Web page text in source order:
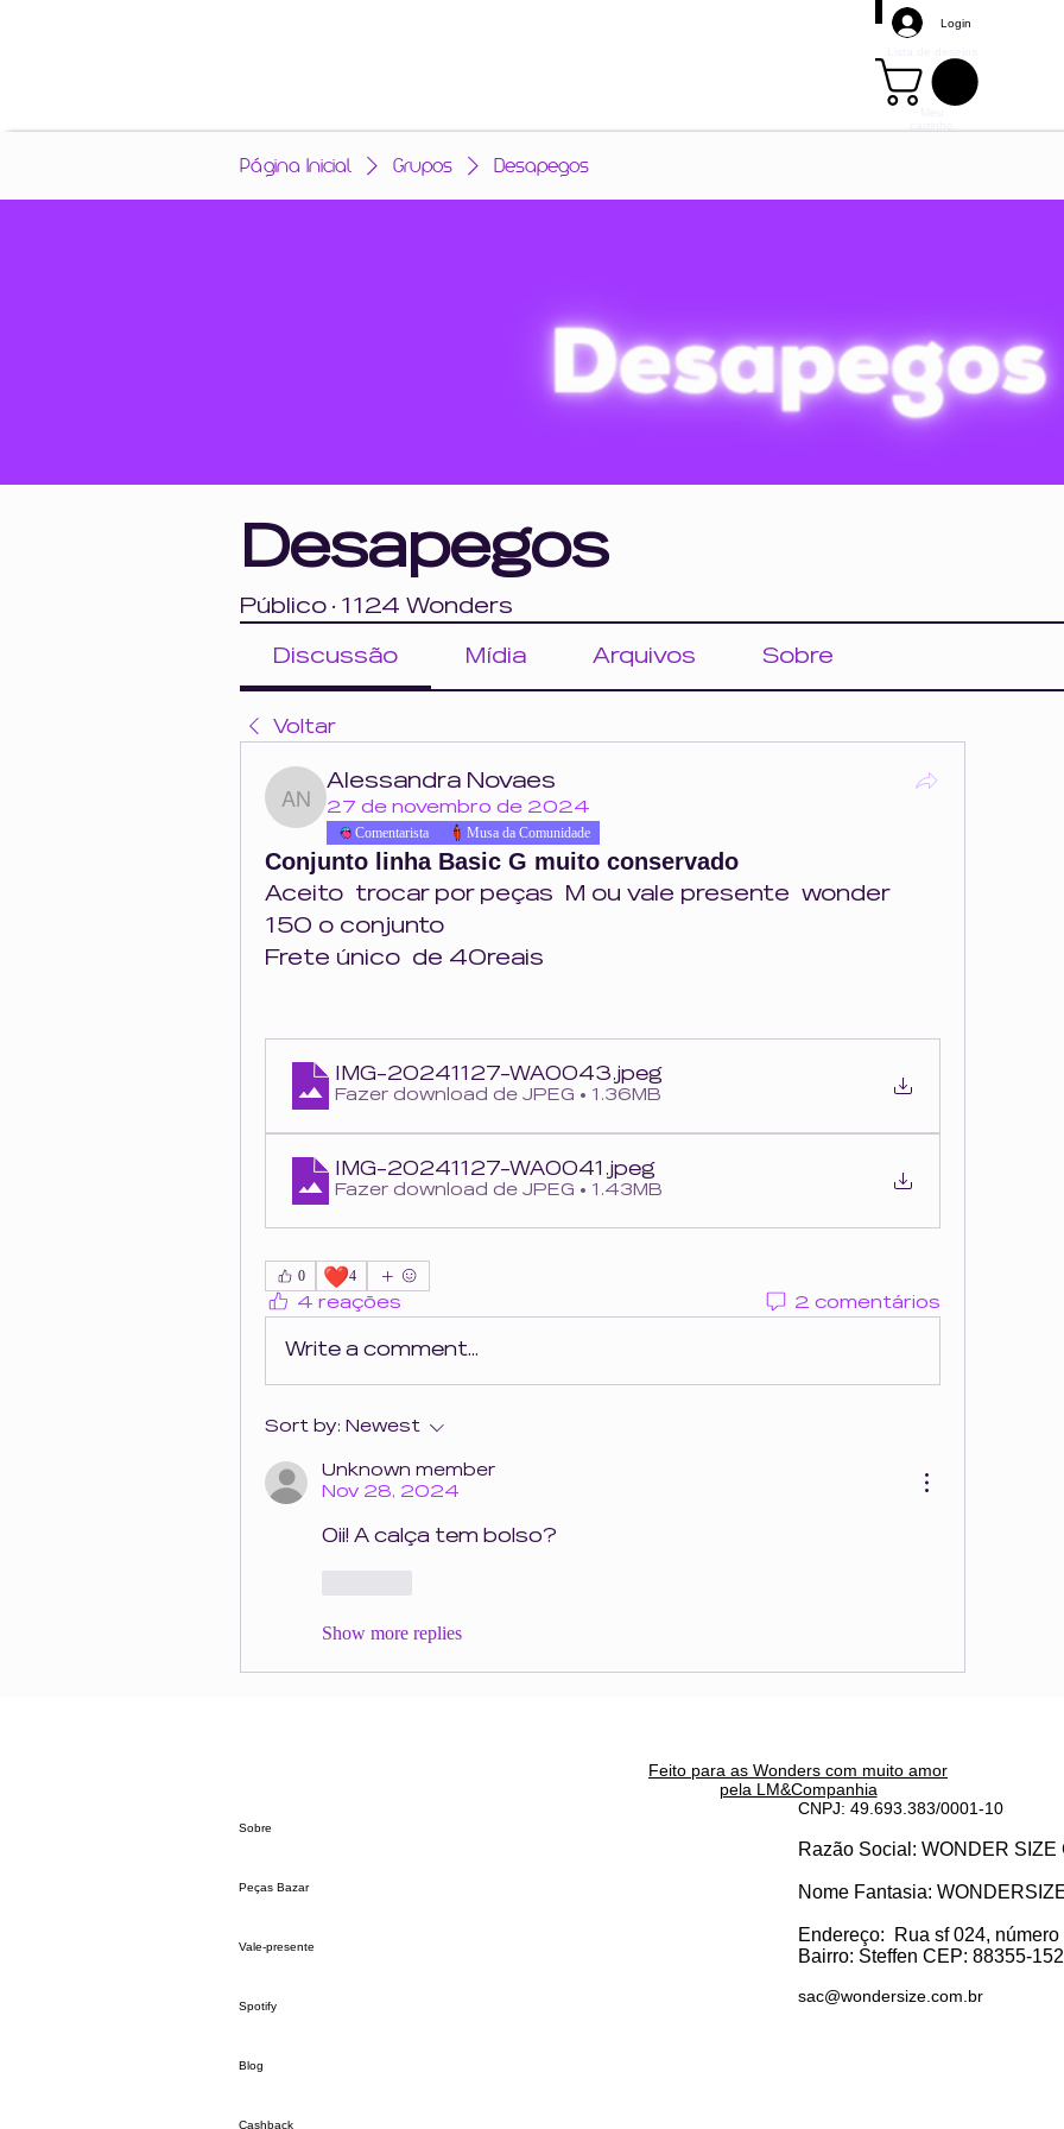
Login
Página Inicial Grupos Desapegos
Desapegos
Público · 1124 Wonders
Discussão Mídia Arquivos Sobre
Voltar
Alessandra Novaes
Alessandra Novaes
27 de novembro de 2024
Comentarista Musa da Comunidade
Conjunto linha Basic G muito conservado
Aceito  trocar por peças  M ou vale presente  wonder
150 o conjunto
Frete único  de 40reais
IMG-20241127-WA0043.jpeg
Fazer download de JPEG • 1.36MB
IMG-20241127-WA0041 .jpeg
Fazer download de JPEG • 1.43MB
0 ❤️4
4 reações 2 comentários
Write a comment...
Sort by: Newest
Unknown member
Nov 28, 2024
Oii! A calça tem bolso?
Show more replies
Feito para as Wonders com muito amor
pela LM&Companhia
Sobre
Peças Bazar
Vale-presente
Spotify
Blog
Cashback
CNPJ: 49.693.383/0001-10
Razão Social: WONDER
Nome Fantasia:
Endereço:
Rua sf 024, número
Bairro: Steffen CEP: 88355-
sac@wondersize.com.br